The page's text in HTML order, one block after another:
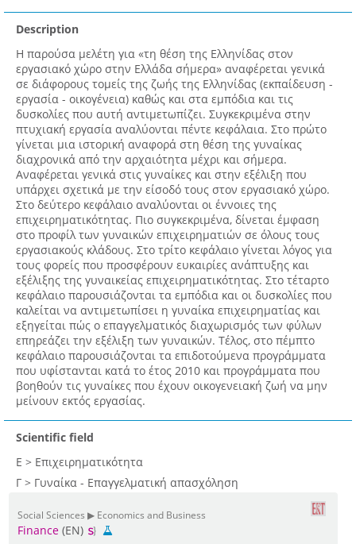
Description
Η παρούσα μελέτη για «τη θέση της Ελληνίδας στον
εργασιακό χώρο στην Ελλάδα σήμερα» αναφέρεται γενικά
σε διάφορους τομείς της ζωής της Ελληνίδας (εκπαίδευση -
εργασία - οικογένεια) καθώς και στα εμπόδια και τις
δυσκολίες που αυτή αντιμετωπίζει. Συγκεκριμένα στην
πτυχιακή εργασία αναλύονται πέντε κεφάλαια. Στο πρώτο
γίνεται μια ιστορική αναφορά στη θέση της γυναίκας
διαχρονικά από την αρχαιότητα μέχρι και σήμερα.
Αναφέρεται γενικά στις γυναίκες και στην εξέλιξη που
υπάρχει σχετικά με την είσοδό τους στον εργασιακό χώρο.
Στο δεύτερο κεφάλαιο αναλύονται οι έννοιες της
επιχειρηματικότητας. Πιο συγκεκριμένα, δίνεται έμφαση
στο προφίλ των γυναικών επιχειρηματιών σε όλους τους
εργασιακούς κλάδους. Στο τρίτο κεφάλαιο γίνεται λόγος για
τους φορείς που προσφέρουν ευκαιρίες ανάπτυξης και
εξέλιξης της γυναικείας επιχειρηματικότητας. Στο τέταρτο
κεφάλαιο παρουσιάζονται τα εμπόδια και οι δυσκολίες που
καλείται να αντιμετωπίσει η γυναίκα επιχειρηματίας και
εξηγείται πώς ο επαγγελματικός διαχωρισμός των φύλων
επηρεάζει την εξέλιξη των γυναικών. Τέλος, στο πέμπτο
κεφάλαιο παρουσιάζονται τα επιδοτούμενα προγράμματα
που υφίστανται κατά το έτος 2010 και προγράμματα που
βοηθούν τις γυναίκες που έχουν οικογενειακή ζωή να μην
μείνουν εκτός εργασίας.
Scientific field
Ε > Επιχειρηματικότητα
Γ > Γυναίκα - Επαγγελματική απασχόληση
Social Sciences ▶ Economics and Business
Finance (EN)